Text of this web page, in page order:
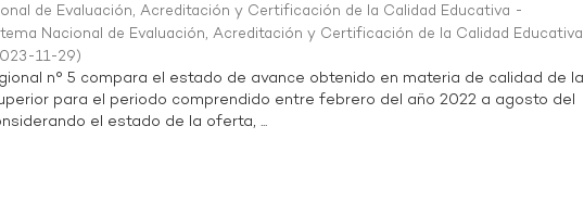
de Evaluación, Acreditación y Certificación de la Calidad Educativa -
Nacional de Evaluación, Acreditación y Certificación de la Calidad Educativa
11-29)
n° 5 compara el estado de avance obtenido en materia de calidad de la
para el periodo comprendido entre febrero del año 2022 a agosto del
el estado de la oferta, ...